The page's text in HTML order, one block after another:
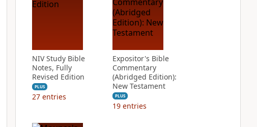
NIV Study Bible
Notes, Fully
Revised Edition
PLUS
27 entries
Expositor's Bible
Commentary
(Abridged Edition):
New Testament
PLUS
19 entries